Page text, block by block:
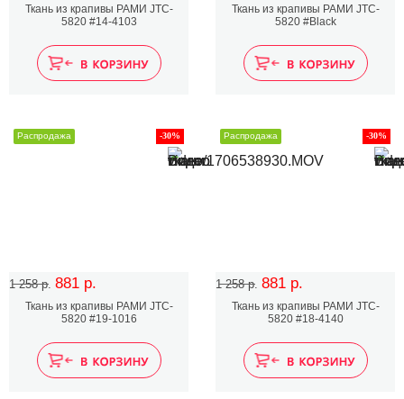
Ткань из крапивы РАМИ JTC-
5820 #14-4103
Ткань из крапивы РАМИ JTC-
5820 #Black
1 258 р. 881 р.
-30%
Распродажа
Ткань из крапивы РАМИ JTC-
5820 #19-1016
1 258 р. 881 р.
-30%
Распродажа
Ткань из крапивы РАМИ JTC-
5820 #18-4140